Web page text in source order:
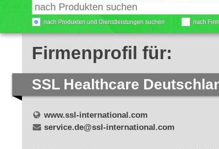
nach Produkten und Dienstleistungen suchen nach
Firmenprofil für:
SSL Healthcare
www.ssl-international.com
service.de@ssl-international.com